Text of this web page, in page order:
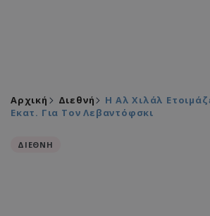
Αρχική Διεθνή
Η Αλ Χιλάλ
Εκατ. Για Τον Λεβαντόφσκι
ΔΙΕΘΝΗ